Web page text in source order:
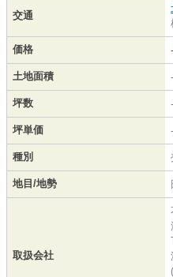
交通
価格 -
土地面積 -
坪数 -
坪単価 -
種別
地目/地勢
取扱会社